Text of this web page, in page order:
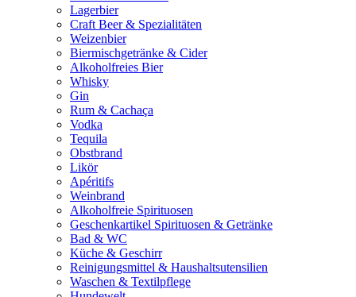
Lagerbier
Craft Beer & Spezialitäten
Weizenbier
Biermischgetränke & Cider
Alkoholfreies Bier
Whisky
Gin
Rum & Cachaça
Vodka
Tequila
Obstbrand
Likör
Apéritifs
Weinbrand
Alkoholfreie Spirituosen
Geschenkartikel Spirituosen & Getränke
Bad & WC
Küche & Geschirr
Reinigungsmittel & Haushaltsutensilien
Waschen & Textilpflege